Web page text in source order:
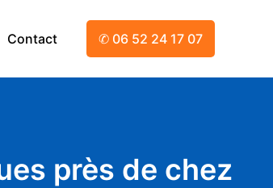
Contact ✆ 06 52 24 17 07
près de chez